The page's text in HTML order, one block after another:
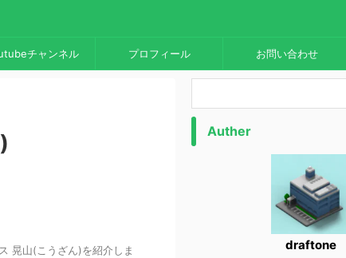
チャンネル プロフィール お問い合わせ
晃山(こうざん)を紹介しま
Auther
draftone